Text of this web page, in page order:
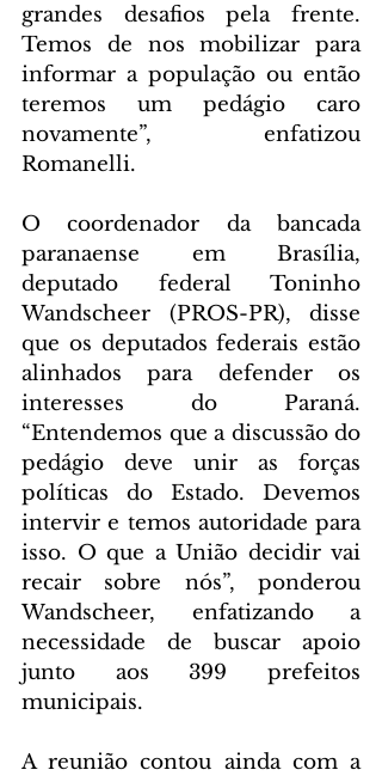
grandes desafios pela frente.
Temos de nos mobilizar para
informar a população ou então
teremos um pedágio caro
novamente”, enfatizou
Romanelli.
O coordenador da bancada
paranaense em Brasília,
deputado federal Toninho
Wandscheer (PROS-PR), disse
que os deputados federais estão
alinhados para defender os
interesses do Paraná.
“Entendemos que a discussão do
pedágio deve unir as forças
políticas do Estado. Devemos
intervir e temos autoridade para
isso. O que a União decidir vai
recair sobre nós”, ponderou
Wandscheer, enfatizando a
necessidade de buscar apoio
junto aos 399 prefeitos
municipais.
A reunião contou ainda com a